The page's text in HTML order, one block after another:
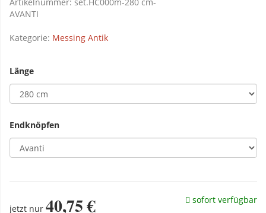
AVANTI
Kategorie: Messing Antik
Länge
Endknöpfen
jetzt nur 40,75 € sofort verfügbar